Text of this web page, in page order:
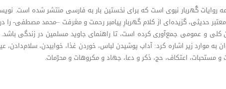
روایات گُهربار نبوی است که برای نخستین بار به فارسی منتشر شده است.
کلی و عمومی جمع‌آوری کرده است، تا راهنمای جاوید مسلمین در زندگی
به موارد زیر اشاره کرد: آداب پوشیدن لباس، خوردن غذا، خوابیدن،
و مستحبات، اعتکاف، حج، ذکر و دعا، جهاد و مکروهات و محرّمات.